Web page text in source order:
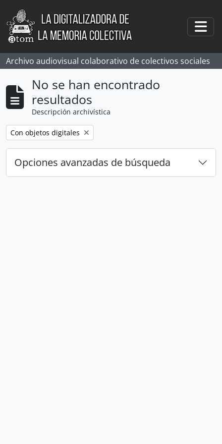
Skip to main content
Archivo audiovisual colaborativo de colectivos sociales
No se han encontrado
resultados
Descripción archivística
Remove filter:
Con objetos digitales
Opciones avanzadas de búsqueda